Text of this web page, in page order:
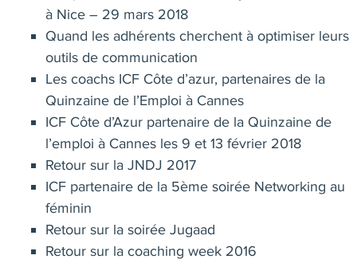
à Nice – 29 mars 2018
Quand les adhérents cherchent à optimiser leurs
outils de communication
Les coachs ICF Côte d’azur, partenaires de la
Quinzaine de l’Emploi à Cannes
ICF Côte d’Azur partenaire de la Quinzaine de
l’emploi à Cannes les 9 et 13 février 2018
Retour sur la JNDJ 2017
ICF partenaire de la 5ème soirée Networking au
féminin
Retour sur la soirée Jugaad
Retour sur la coaching week 2016